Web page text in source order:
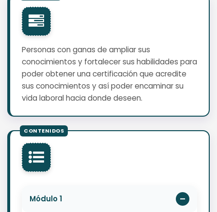
Personas con ganas de ampliar sus
conocimientos y fortalecer sus habilidades para
poder obtener una certificación que acredite
sus conocimientos y así poder encaminar su
vida laboral hacia donde deseen.
Módulo 1